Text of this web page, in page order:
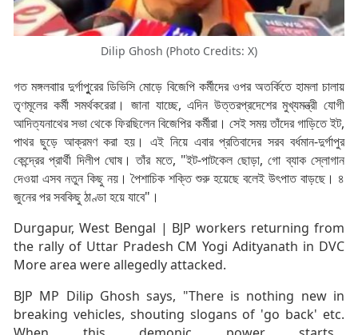
Dilip Ghosh (Photo Credits: X)
গত মঙ্গলবাার দুর্গাপুুরের ডিভিসি মোড়ে বিজেপি কর্মীদের ওপর অতর্কিতে হামলা চালায়
তৃণমূলের কর্মী সমর্থকরেরা। জানা যাচ্ছে, এদিন উত্তরপ্রদেশের মুখ্যমন্ত্রী যোগী
আদিত্যনাথের সভা থেকে ফিরছিলেন বিজেপির কর্মীরা। সেই সময় তাঁদের গাড়িতে ইট,
পাথর ছুড়ে আক্রমণ করা হয়। এই নিয়ে এবার প্রতিবাদের সরব বর্ধমান-দুর্গাপুর
কেন্দ্রের প্রার্থী দিলীপ ঘোষ। তাঁর মতে, "ইট-পাটকেল ছোড়া, গো ব্যাক স্লোগান
দেওয়া এসব নতুন কিছু নয়। পৈশাচিক শক্তি শুরু হয়েছে বলেই উৎপাত বাড়ছে। ৪
জুনের পর সবকিছু ঠাণ্ডা হয়ে যাবে"।
Durgapur, West Bengal | BJP workers returning from
the rally of Uttar Pradesh CM Yogi Adityanath in DVC
More area were allegedly attacked.
BJP MP Dilip Ghosh says, "There is nothing new in
breaking vehicles, shouting slogans of 'go back' etc.